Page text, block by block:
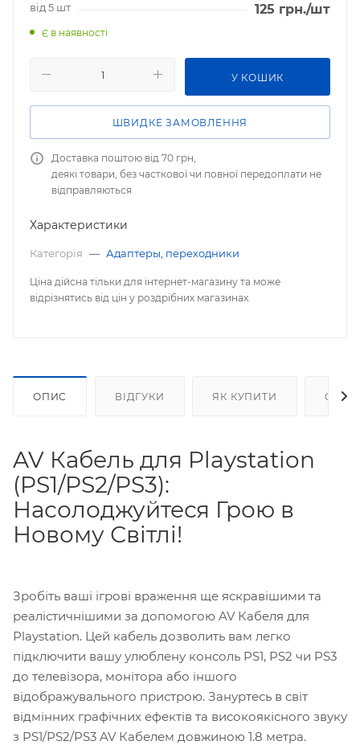
від 5 шт 125 грн./шт
Є в наявності
У КОШИК
ШВИДКЕ ЗАМОВЛЕННЯ
Доставка поштою від 70 грн,
деякі товари, без часткової чи повної передоплати не
відправляються
Характеристики
Категорія — Адаптеры, переходники
Ціна дійсна тільки для інтернет-магазину та може
відрізнятись від цін у роздрібних магазинах.
ОПИС ВІДГУКИ ЯК КУПИТИ
AV Кабель для Playstation
(PS1/PS2/PS3):
Насолоджуйтеся Грою в
Новому Світлі!
Зробіть ваші ігрові враження ще яскравішими та
реалістичнішими за допомогою AV Кабеля для
Playstation. Цей кабель дозволить вам легко
підключити вашу улюблену консоль PS1, PS2 чи PS3
до телевізора, монітора або іншого
відображувального пристрою. Зануртесь в світ
відмінних графічних ефектів та високоякісного звуку
з PS1/PS2/PS3 AV Кабелем довжиною 1.8 метра.